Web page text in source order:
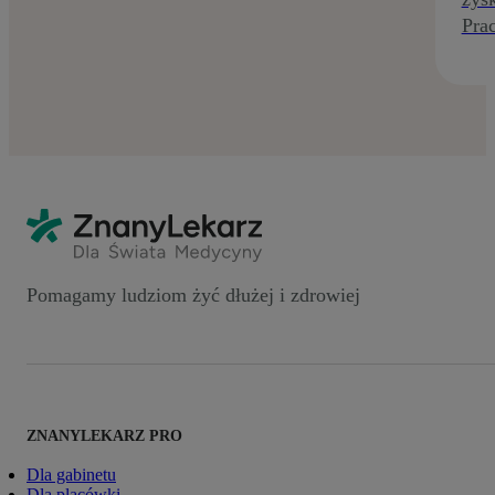
Pomagamy ludziom żyć dłużej i zdrowiej
ZNANYLEKARZ PRO
Dla gabinetu